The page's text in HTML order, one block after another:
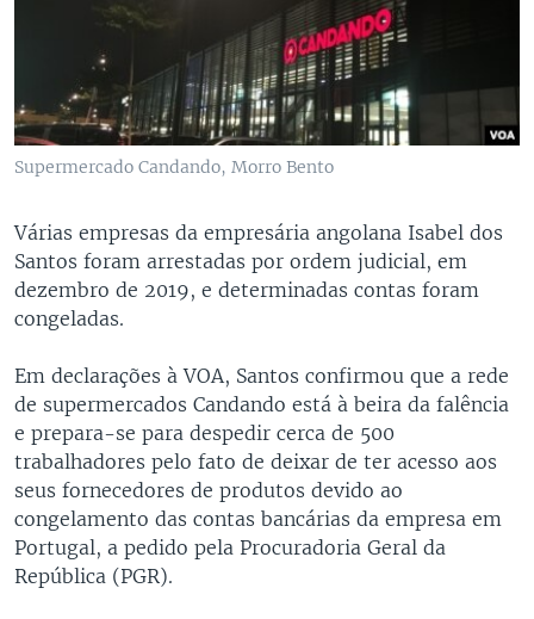
Supermercado Candando, Morro Bento
Várias empresas da empresária angolana Isabel dos
Santos foram arrestadas por ordem judicial, em
dezembro de 2019, e determinadas contas foram
congeladas.
Em declarações à VOA, Santos confirmou que a rede
de supermercados Candando está à beira da falência
e prepara-se para despedir cerca de 500
trabalhadores pelo fato de deixar de ter acesso aos
seus fornecedores de produtos devido ao
congelamento das contas bancárias da empresa em
Portugal, a pedido pela Procuradoria Geral da
República (PGR).